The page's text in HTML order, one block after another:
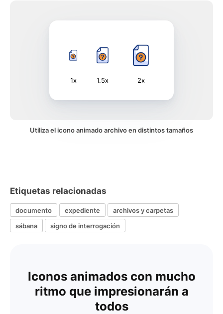
1x 1.5x 2x
Utiliza el icono animado archivo en distintos tamaños
Etiquetas relacionadas
documento expediente
archivos y carpetas
sábana
signo de interrogación
Iconos animados con mucho
ritmo que impresionarán a
todos